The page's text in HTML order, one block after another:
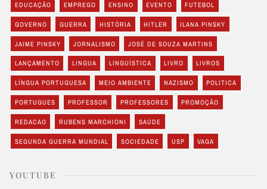
EDUCAÇÃO EMPREGO ENSINO EVENTO FUTEBOL
GOVERNO GUERRA HISTÓRIA HITLER ILANA PINSKY
JAIME PINSKY JORNALISMO JOSÉ DE SOUZA MARTINS
LANÇAMENTO LINGUA LINGUÍSTICA LIVRO LIVROS
LÍNGUA PORTUGUESA MEIO AMBIENTE NAZISMO POLITICA
PORTUGUES PROFESSOR PROFESSORES PROMOÇÃO
REDACAO RUBENS MARCHIONI SAÚDE
SEGUNDA GUERRA MUNDIAL SOCIEDADE USP VAGA
YOUTUBE